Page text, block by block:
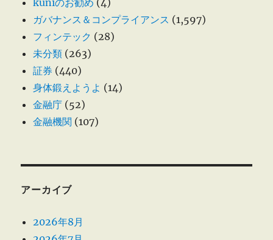
ガバナンス＆コンプライアンス (1,597)
フィンテック (28)
未分類 (263)
証券 (440)
身体鍛えようよ (14)
金融庁 (52)
金融機関 (107)
アーカイブ
2026年8月